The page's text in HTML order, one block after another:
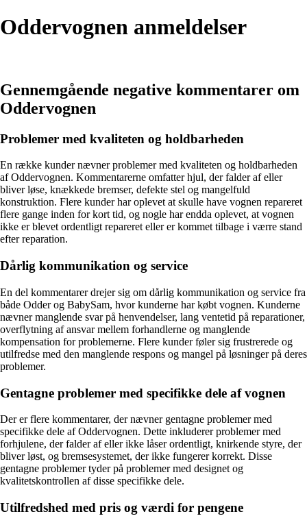
Oddervognen anmeldelser
Gennemgående negative kommentarer om
Oddervognen
Problemer med kvaliteten og holdbarheden
En række kunder nævner problemer med kvaliteten og holdbarheden
af Oddervognen. Kommentarerne omfatter hjul, der falder af eller
bliver løse, knækkede bremser, defekte stel og mangelfuld
konstruktion. Flere kunder har oplevet at skulle have vognen repareret
flere gange inden for kort tid, og nogle har endda oplevet, at vognen
ikke er blevet ordentligt repareret eller er kommet tilbage i værre stand
efter reparation.
Dårlig kommunikation og service
En del kommentarer drejer sig om dårlig kommunikation og service fra
både Odder og BabySam, hvor kunderne har købt vognen. Kunderne
nævner manglende svar på henvendelser, lang ventetid på reparationer,
overflytning af ansvar mellem forhandlerne og manglende
kompensation for problemerne. Flere kunder føler sig frustrerede og
utilfredse med den manglende respons og mangel på løsninger på deres
problemer.
Gentagne problemer med specifikke dele af vognen
Der er flere kommentarer, der nævner gentagne problemer med
specifikke dele af Oddervognen. Dette inkluderer problemer med
forhjulene, der falder af eller ikke låser ordentligt, knirkende styre, der
bliver løst, og bremsesystemet, der ikke fungerer korrekt. Disse
gentagne problemer tyder på problemer med designet og
kvalitetskontrollen af disse specifikke dele.
Utilfredshed med pris og værdi for pengene